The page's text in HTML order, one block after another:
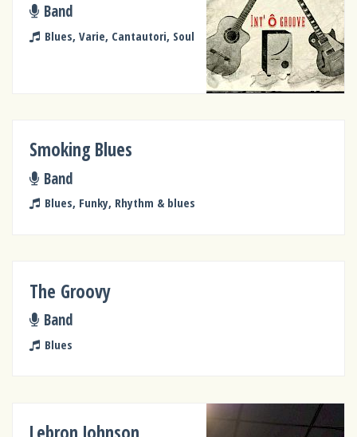
Band
Blues, Varie, Cantautori, Soul
Smoking Blues
Band
Blues, Funky, Rhythm & blues
The Groovy
Band
Blues